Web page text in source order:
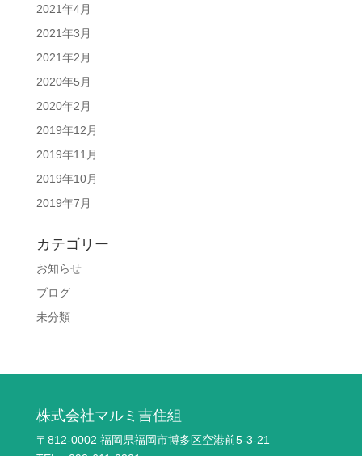
2021年4月
2021年3月
2021年2月
2020年5月
2020年2月
2019年12月
2019年11月
2019年10月
2019年7月
カテゴリー
お知らせ
ブログ
未分類
株式会社マルミ吉住組
〒812-0002 福岡県福岡市博多区空港前5-3-21